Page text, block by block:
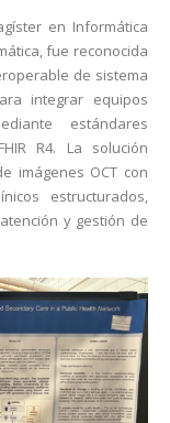
en Informática
fue reconocida
de sistema
integrar equipos
estándares
R4. La solución
imágenes OCT con
estructurados,
y gestión de